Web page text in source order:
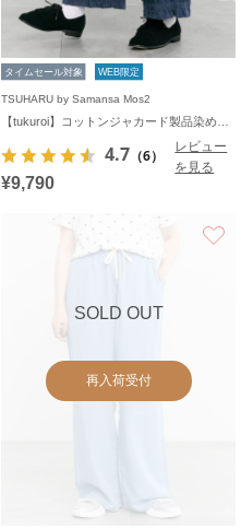
タイムセール対象 WEB限定
TSUHARU by Samansa Mos2
4.7 （6）
レビュー
を見る
¥9,790
SOLD OUT
再入荷受付